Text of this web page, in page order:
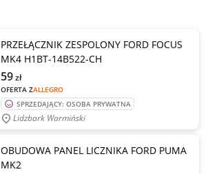
PRZEŁĄCZNIK ZESPOLONY FORD FOCUS
MK4 H1BT-14B522-CH
OFERTA ZALLEGRO
59zł
SPRZEDAJĄCY: OSOBA PRYWATNA
Lidzbark Warmiński
OBUDOWA PANEL LICZNIKA FORD PUMA
MK2